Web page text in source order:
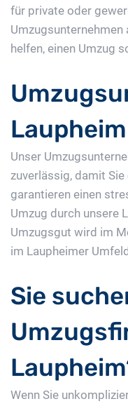
für private oder
Umzugsunternehmen
helfen, einen Umzug
Laupheim
Unser
zuverlässig, damit
garantieren einen
Umzug durch unsere
Umzugsgut wird im
im Laupheimer
Sie
Wenn Sie